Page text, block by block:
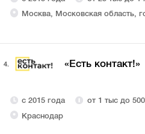
Москва, Московская область,
4. «Есть контакт!»
с 2015 года
от 1 тыс до
Краснодар